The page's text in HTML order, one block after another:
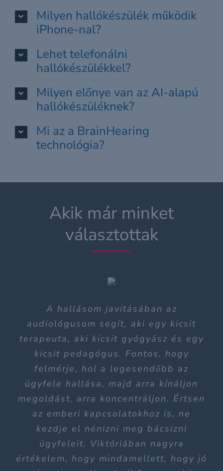
Milyen hallókészülék működik
iPhone-nal?
Lehet telefonálni
hallókészülékkel?
Milyen előnye van az AI-alapú
hallókészüléknek?
Mi az a BrainHearing
technológia?
Akik már minket
választottak
A hallásom javításában az
audiológusom segít, aki egy kicsit
terapeuta, aki kicsit gyógyász és egy
kicsit pedagógus. Fontos, hogy
felmérje, hol a legesendőbb az
ügyfele hallása, majd arra kínáljon
megoldást, arra koncentráljon. Értsen
az emberi kapcsolatokhoz is, ne
kezdje el nénizni meg bácsizni
ügyfeleit. Viktóriában nagyra
értékelem, hogy mindamellett, hogy jó
Szerintem a sors akarta, hogy pont
Mónika jött oda hozzám, amikor
betértem a hallásom megvizsgáltatni,
aki azóta is az audiológusom. Pedig
többen is dolgoztak az üzletben, és
nem is voltak náluk ügyfelek. Móni az
első perctől kezdve, mondhatni, fogta
a kezem. Nagyon szimpatikus volt,
mindent elmagyarázott, minden
kérdésemre türelmesen válaszolt. Ő
végezte az audiológiai
Amikor bemegyek az Audika
Halláscentrumba, akár csak
kiegészítőkért, tisztítószerekért is,
nagyon jól esik, hogy egyből
üdvözölnek, emlékeznek arra, hogy
milyen készüléket vásároltam, arra,
hogy milyen problémákkal kerestem
már őket. Tehát számomra a
személyes kommunikáció is nagyon
fontos! És én ragaszkodom az
audiológusomhoz, mert ő nagyon